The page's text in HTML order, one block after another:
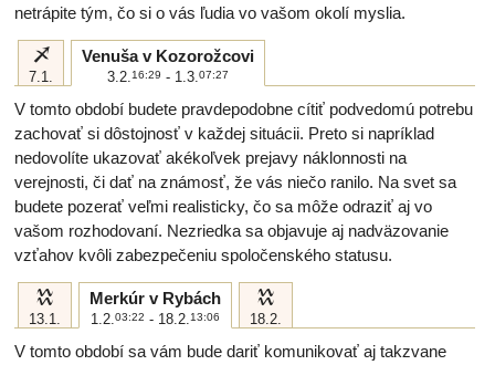
netrápite tým, čo si o vás ľudia vo vašom okolí myslia.
i
7.1.
Venuša v Kozorožcovi
3.2.16:29 - 1.3.07:27
V tomto období budete pravdepodobne cítiť podvedomú potrebu
zachovať si dôstojnosť v každej situácii. Preto si napríklad
nedovolíte ukazovať akékoľvek prejavy náklonnosti na
verejnosti, či dať na známosť, že vás niečo ranilo. Na svet sa
budete pozerať veľmi realisticky, čo sa môže odraziť aj vo
vašom rozhodovaní. Nezriedka sa objavuje aj nadväzovanie
vzťahov kvôli zabezpečeniu spoločenského statusu.
k
13.1.
Merkúr v Rybách
1.2.03:22 - 18.2.13:06
k
18.2.
V tomto období sa vám bude dariť komunikovať aj takzvane